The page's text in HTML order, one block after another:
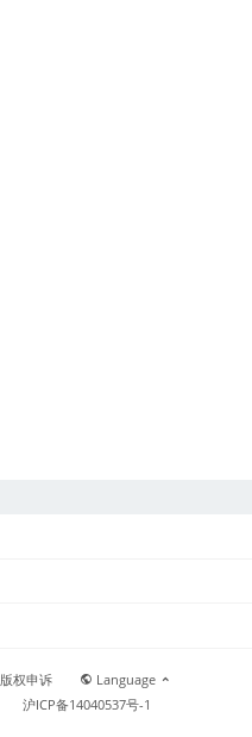
版权申诉
Language
沪ICP备14040537号-1